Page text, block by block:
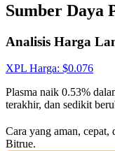
Sumber Daya
Analisis Harga
XPL Harga: $0.076
Plasma naik 0.53%
terakhir, dan sedikit
Cara yang aman,
Bitrue.